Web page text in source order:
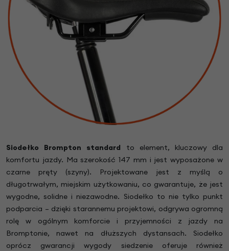
Siodełko Brompton standard to element, kluczowy dla
komfortu jazdy. Ma szerokość 147 mm i jest wyposażone w
czarne pręty (szyny). Projektowane jest z myślą o
długotrwałym, miejskim użytkowaniu, co gwarantuje, że jest
wygodne, solidne i niezawodne. Siodełko to nie tylko punkt
podparcia – dzięki starannemu projektowi, odgrywa ogromną
rolę w ogólnym komforcie i przyjemności z jazdy na
Bromptonie, nawet na dłuższych dystansach. Siodełko
oprócz gwarancji wygody siedzenie oferuje również